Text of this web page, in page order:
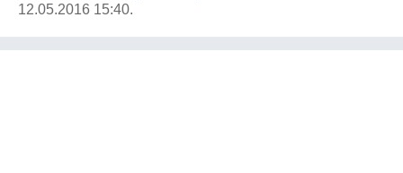
12.05.2016 15:40.